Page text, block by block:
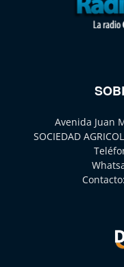
Avenida Juan
SOCIEDAD
Contacto: